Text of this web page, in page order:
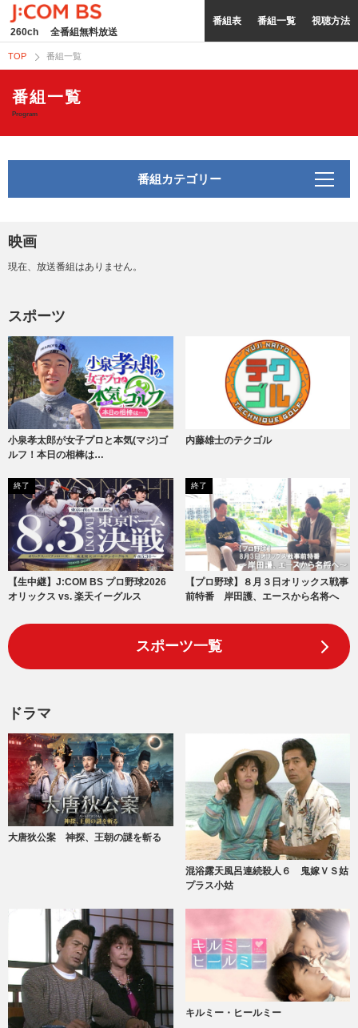
260ch 全番組無料放送
番組表 番組一覧 視聴方法
TOP 番組一覧
番組一覧
Program
番組カテゴリー
映画
現在、放送番組はありません。
スポーツ
小泉孝太郎が女子プロと本気(マジ)ゴ
ルフ！本日の相棒は…
内藤雄士のテクゴル
終了
【生中継】J:COM BS プロ野球2026
オリックス vs. 楽天イーグルス
終了
【プロ野球】８月３日オリックス戦事
前特番 岸田護、エースから名将へ
スポーツ一覧
ドラマ
大唐狄公案 神探、王朝の謎を斬る
混浴露天風呂連続殺人６ 鬼嫁ＶＳ姑
プラス小姑
キルミー・ヒールミー